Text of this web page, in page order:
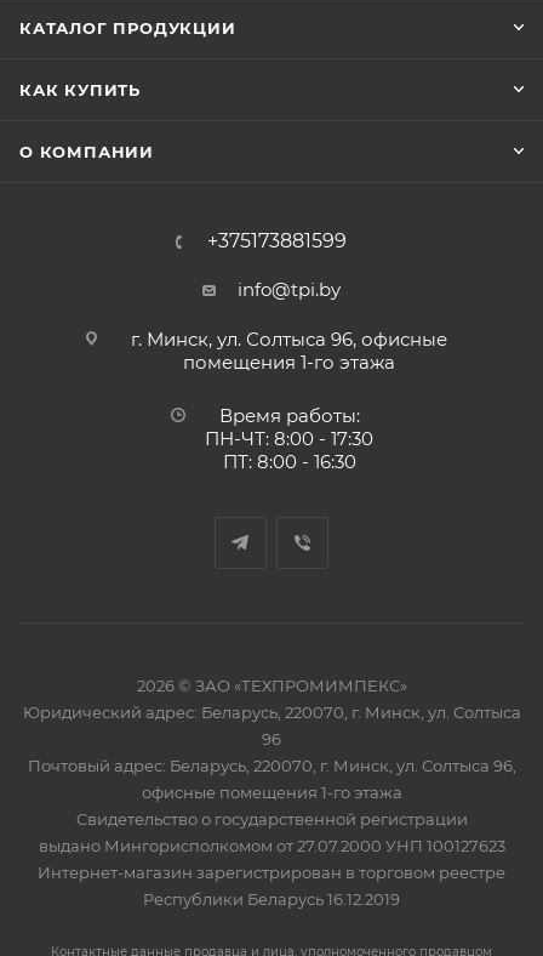
КАТАЛОГ ПРОДУКЦИИ
КАК КУПИТЬ
О КОМПАНИИ
+375173881599
info@tpi.by
г. Минск, ул. Солтыса 96, офисные
помещения 1-го этажа
Время работы:
ПН-ЧТ: 8:00 - 17:30
ПТ: 8:00 - 16:30
2026 © ЗАО «ТЕХПРОМИМПЕКС»
Юридический адрес: Беларусь, 220070, г. Минск, ул. Солтыса
96
Почтовый адрес: Беларусь, 220070, г. Минск, ул. Солтыса 96,
офисные помещения 1-го этажа
Свидетельство о государственной регистрации
выдано Мингорисполкомом от 27.07.2000 УНП 100127623
Интернет-магазин зарегистрирован в торговом реестре
Республики Беларусь 16.12.2019
Контактные данные продавца и лица, уполномоченного продавцом